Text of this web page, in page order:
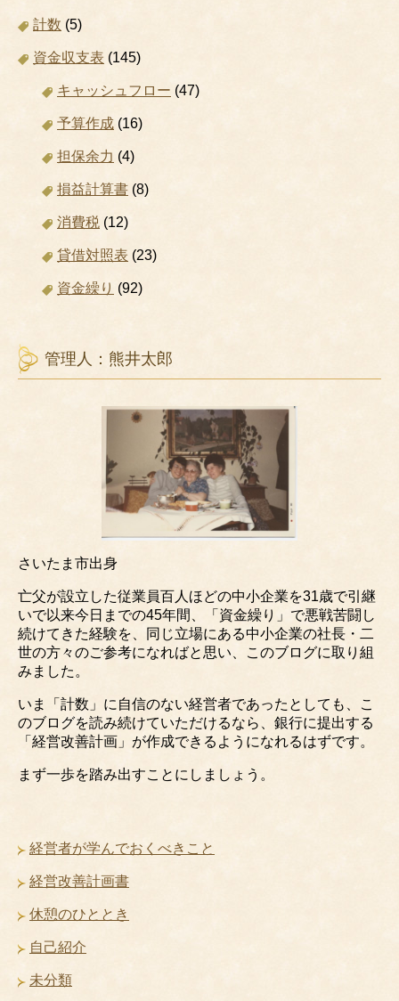
計数 (5)
資金収支表 (145)
キャッシュフロー (47)
予算作成 (16)
担保余力 (4)
損益計算書 (8)
消費税 (12)
貸借対照表 (23)
資金繰り (92)
管理人：熊井太郎
さいたま市出身
亡父が設立した従業員百人ほどの中小企業を31歳で引継
いで以来今日までの45年間、「資金繰り」で悪戦苦闘し
続けてきた経験を、同じ立場にある中小企業の社長・二
世の方々のご参考になればと思い、このブログに取り組
みました。
いま「計数」に自信のない経営者であったとしても、こ
のブログを読み続けていただけるなら、銀行に提出する
「経営改善計画」が作成できるようになれるはずです。
まず一歩を踏み出すことにしましょう。
経営者が学んでおくべきこと
経営改善計画書
休憩のひととき
自己紹介
未分類